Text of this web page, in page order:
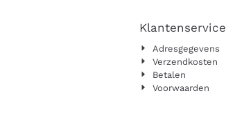
Klantenservice
Adresgegevens
Verzendkosten
Betalen
Voorwaarden